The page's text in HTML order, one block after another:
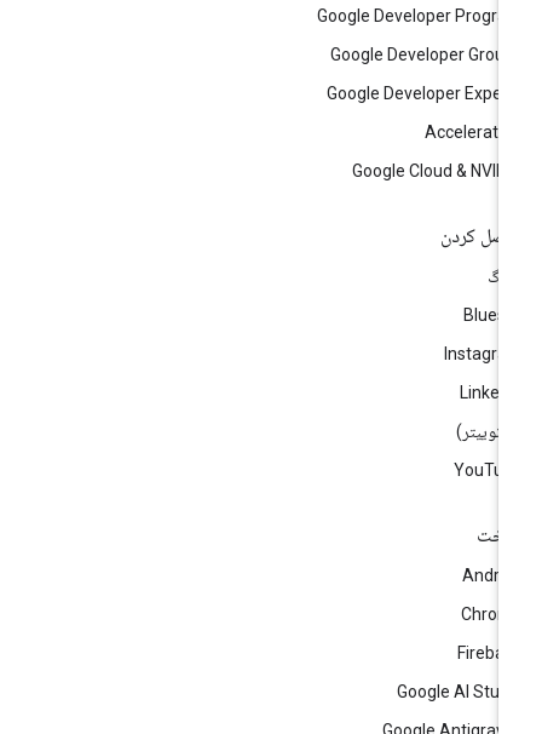
Google Developer
Google Developer
Google Developer
Google Cloud &
کردن
Google AI